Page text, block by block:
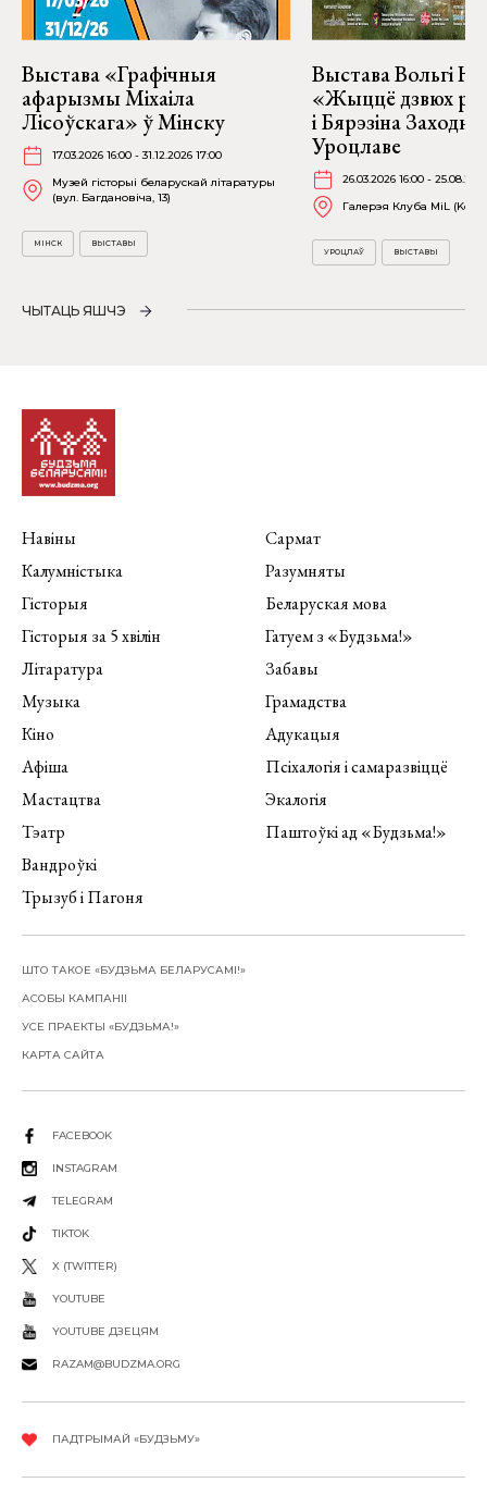
Выстава «Графічныя
афарызмы Міхаіла
Лісоўскага» ў Мінску
17.03.2026 16:00 - 31.12.2026 17:00
Музей гісторыі беларускай літаратуры
(вул. Багдановіча, 13)
МІНСК ВЫСТАВЫ
Выстава Вольгі
«Жыццё дзвюх
і Бярэзіна
Уроцлаве
26.03.2026 16:00 -
Галерэя Клуба MiL
УРОЦЛАЎ ВЫСТАВЫ
ЧЫТАЦЬ ЯШЧЭ
Навіны
Калумністыка
Гісторыя
Гісторыя за 5 хвілін
Літаратура
Музыка
Кіно
Афіша
Мастацтва
Тэатр
Вандроўкі
Трызуб і Пагоня
Сармат
Разумняты
Беларуская мова
Гатуем з «Будзьма!»
Забавы
Грамадства
Адукацыя
Псіхалогія і самаразвіццё
Экалогія
Паштоўкі ад «Будзьма!»
ШТО ТАКОЕ «БУДЗЬМА БЕЛАРУСАМІ!»
АСОБЫ КАМПАНІІ
УСЕ ПРАЕКТЫ «БУДЗЬМА!»
КАРТА САЙТА
FACEBOOK
INSTAGRAM
TELEGRAM
TIKTOK
X (TWITTER)
YOUTUBE
YOUTUBE ДЗЕЦЯМ
RAZAM@BUDZMA.ORG
ПАДТРЫМАЙ «БУДЗЬМУ»